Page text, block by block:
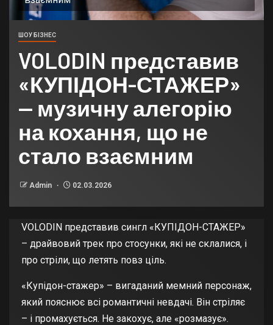
ШОУ БІЗНЕС
VOLODIN представив
«КУПІДОН-СТАЖЕР»
— музичну алегорію
на кохання, що не
стало взаємним
Admin 02.03.2026
VOLODIN представив сингл «КУПІДОН-СТАЖЕР»
– драйвовий трек про стосунки, які не склалися, і
про стріли, що летять повз ціль.
«Купідон-стажер» – вигаданий мемний персонаж,
який пояснює всі романтичні невдачі. Він стріляє
– і промахується. Не закохує, але «розмазує».